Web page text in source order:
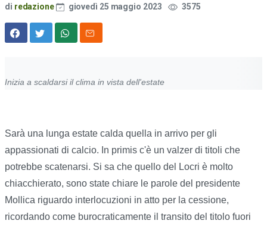
di redazione giovedì 25 maggio 2023 3575
Inizia a scaldarsi il clima in vista dell'estate
Sarà una lunga estate calda quella in arrivo per gli
appassionati di calcio. In primis c'è un valzer di titoli che
potrebbe scatenarsi. Si sa che quello del Locri è molto
chiacchierato, sono state chiare le parole del presidente
Mollica riguardo interlocuzioni in atto per la cessione,
ricordando come burocraticamente il transito del titolo fuori